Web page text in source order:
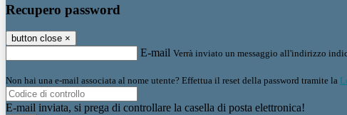
Recupero password
button close ×
E-mail Verrà inviato un messaggio all'indirizzo
Non hai una e-mail associata al nome utente? Effettua il reset della password tramite la
E-mail inviata, si prega di controllare la casella di posta elettronica!